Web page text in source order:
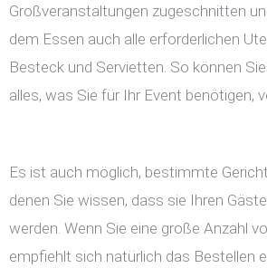
Großveranstaltungen zugeschnitten
dem Essen auch alle erforderlichen
Besteck und Servietten. So können
alles, was Sie für Ihr Event benötigen,
Es ist auch möglich, bestimmte
denen Sie wissen, dass sie Ihren
werden. Wenn Sie eine große Anzahl
empfiehlt sich natürlich das Bestellen